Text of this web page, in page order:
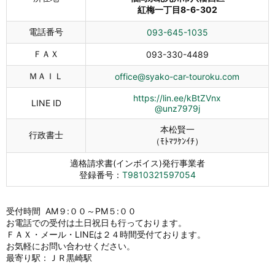
紅梅一丁目8-6-302
電話番号 093-645-1035
ＦＡＸ 093-330-4489
ＭＡＩＬ office@syako-car-touroku.com
LINE ID
https://lin.ee/kBtZVnx
@unz7979j
行政書士
本松賢一
（ﾓﾄﾏﾂｹﾝｲﾁ）
適格請求書(インボイス)発行事業者
登録番号： T9810321597054
受付時間 AM９:００～PM５:００
お電話での受付は土日祝日も行っております。
ＦＡＸ・メール・LINEは２４時間受付ております。
お気軽にお問い合わせください。
最寄り駅：ＪＲ黒崎駅